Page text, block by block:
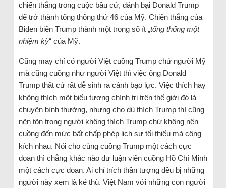
chiến thắng trong cuộc bầu cử, đánh bại Donald Trump
để trở thành tổng thống thứ 46 của Mỹ. Chiến thắng của
Biden biến Trump thành một trong số ít „tổng thống một
nhiệm kỳ“ của Mỹ.
Cũng may chỉ có người Việt cuồng Trump chứ người Mỹ
mà cũng cuồng như người Việt thì việc ông Donald
Trump thất cử rất dễ sinh ra cảnh bạo lực. Việc thích hay
không thích một biểu tượng chính trị trên thế giới đó là
chuyện bình thường, nhưng cho dù thích Trump thì cũng
nên tôn trọng người không thích Trump chứ không nên
cuồng đến mức bất chấp phép lịch sự tối thiểu mà công
kích nhau. Nói cho cùng cuồng Trump một cách cực
đoan thì chẳng khác nào dư luận viên cuồng Hồ Chí Minh
một cách cực đoan. Ai chỉ trích thần tượng đều bị những
người này xem là kẻ thù. Việt Nam với những con người